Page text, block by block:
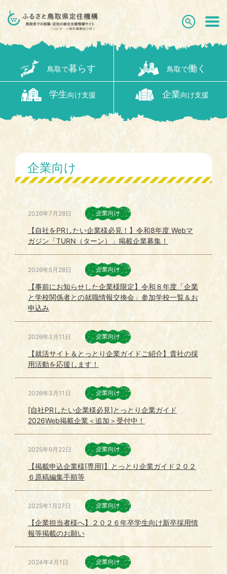
鳥取で暮らす 鳥取で働く
学生 向け支援 企業向け支援
企業向け
2026年7月28日 企業向け
【自社をPRしたい企業様必見！】令和8年度 Webマ
ガジン「TURN（ターン）」掲載企業募集！
2026年5月28日 企業向け
【事前にお知らせした企業様限定】令和８年度「企業
と学校関係者との就職情報交換会」参加学校一覧＆お
申込み
2026年3月11日 企業向け
【就活サイト＆とっとり企業ガイドご紹介】貴社の採
用活動を応援します！
2026年3月11日 企業向け
[自社PRしたい企業様必見]とっとり企業ガイド
2026Web掲載企業＜追加＞受付中！
2025年9月22日 企業向け
【掲載申込企業様[専用]】とっとり企業ガイド２０２
６原稿編集手順等
2025年1月27日 企業向け
【企業担当者様へ】２０２６年卒学生向け新卒採用情
報等掲載のお願い
2024年4月1日 企業向け